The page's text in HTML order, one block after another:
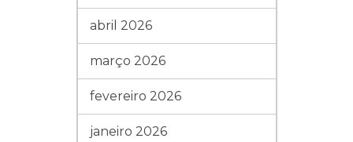
abril 2026
março 2026
fevereiro 2026
janeiro 2026